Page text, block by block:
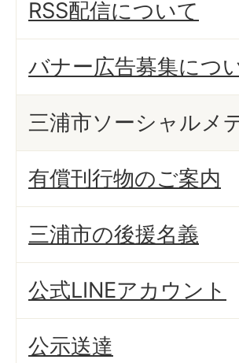
RSS配信について
バナー広告募集につ
三浦市ソーシャルメ
有償刊行物のご案内
三浦市の後援名義
公式LINEアカウント
公示送達